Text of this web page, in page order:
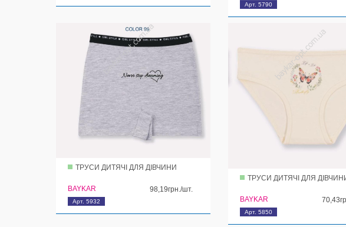
Арт. 5790
Арт. 5932
ТРУСИ ДИТЯЧІ ДЛЯ ДІВЧИНИ
BAYKAR 98,19грн./шт.
Арт. 5850
ТРУСИ ДИТЯЧІ ДЛЯ
BAYKAR